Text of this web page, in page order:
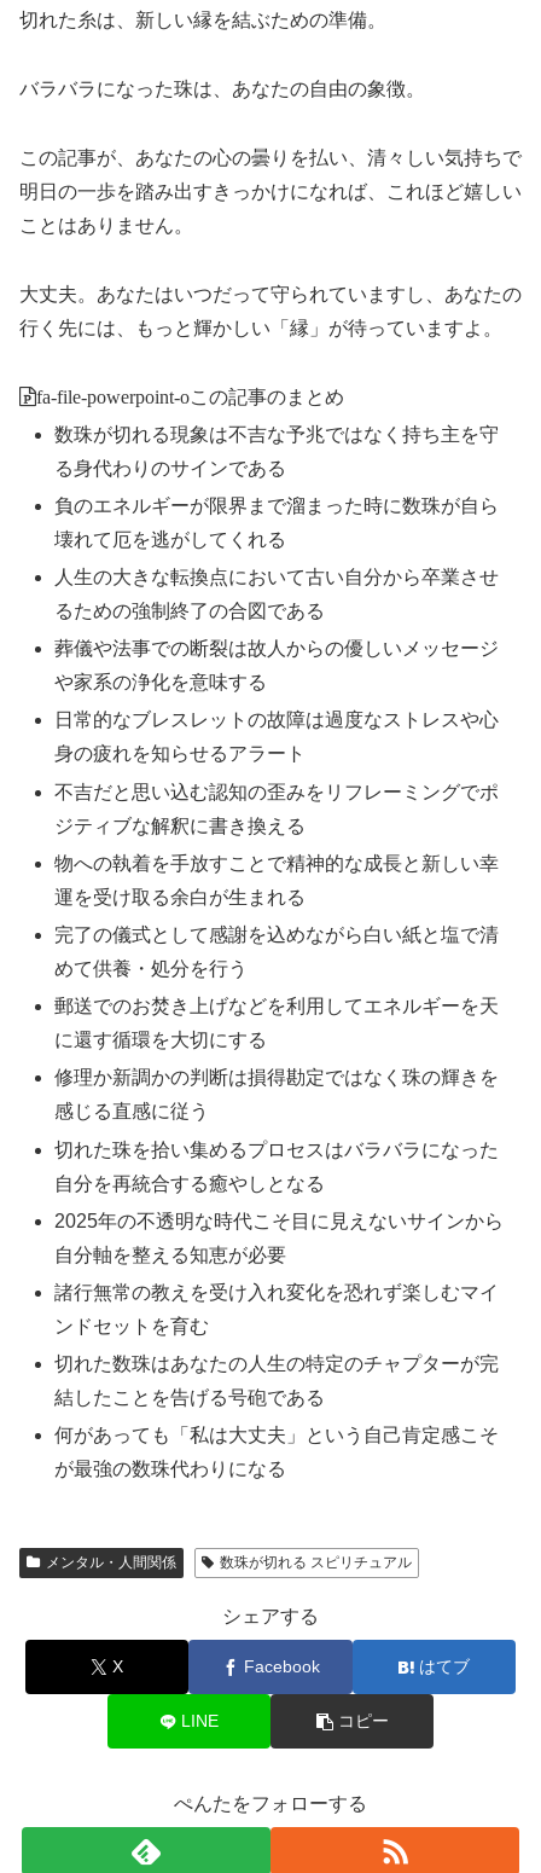
切れた糸は、新しい縁を結ぶための準備。
バラバラになった珠は、あなたの自由の象徴。
この記事が、あなたの心の曇りを払い、清々しい気持ちで
明日の一歩を踏み出すきっかけになれば、これほど嬉しい
ことはありません。
大丈夫。あなたはいつだって守られていますし、あなたの
行く先には、もっと輝かしい「縁」が待っていますよ。
fa-file-powerpoint-oこの記事のまとめ
数珠が切れる現象は不吉な予兆ではなく持ち主を守
る身代わりのサインである
負のエネルギーが限界まで溜まった時に数珠が自ら
壊れて厄を逃がしてくれる
人生の大きな転換点において古い自分から卒業させ
るための強制終了の合図である
葬儀や法事での断裂は故人からの優しいメッセージ
や家系の浄化を意味する
日常的なブレスレットの故障は過度なストレスや心
身の疲れを知らせるアラート
不吉だと思い込む認知の歪みをリフレーミングでポ
ジティブな解釈に書き換える
物への執着を手放すことで精神的な成長と新しい幸
運を受け取る余白が生まれる
完了の儀式として感謝を込めながら白い紙と塩で清
めて供養・処分を行う
郵送でのお焚き上げなどを利用してエネルギーを天
に還す循環を大切にする
修理か新調かの判断は損得勘定ではなく珠の輝きを
感じる直感に従う
切れた珠を拾い集めるプロセスはバラバラになった
自分を再統合する癒やしとなる
2025年の不透明な時代こそ目に見えないサインから
自分軸を整える知恵が必要
諸行無常の教えを受け入れ変化を恐れず楽しむマイ
ンドセットを育む
切れた数珠はあなたの人生の特定のチャプターが完
結したことを告げる号砲である
何があっても「私は大丈夫」という自己肯定感こそ
が最強の数珠代わりになる
メンタル・人間関係 数珠が切れる スピリチュアル
シェアする
X Facebook はてブ
LINE コピー
ぺんたをフォローする